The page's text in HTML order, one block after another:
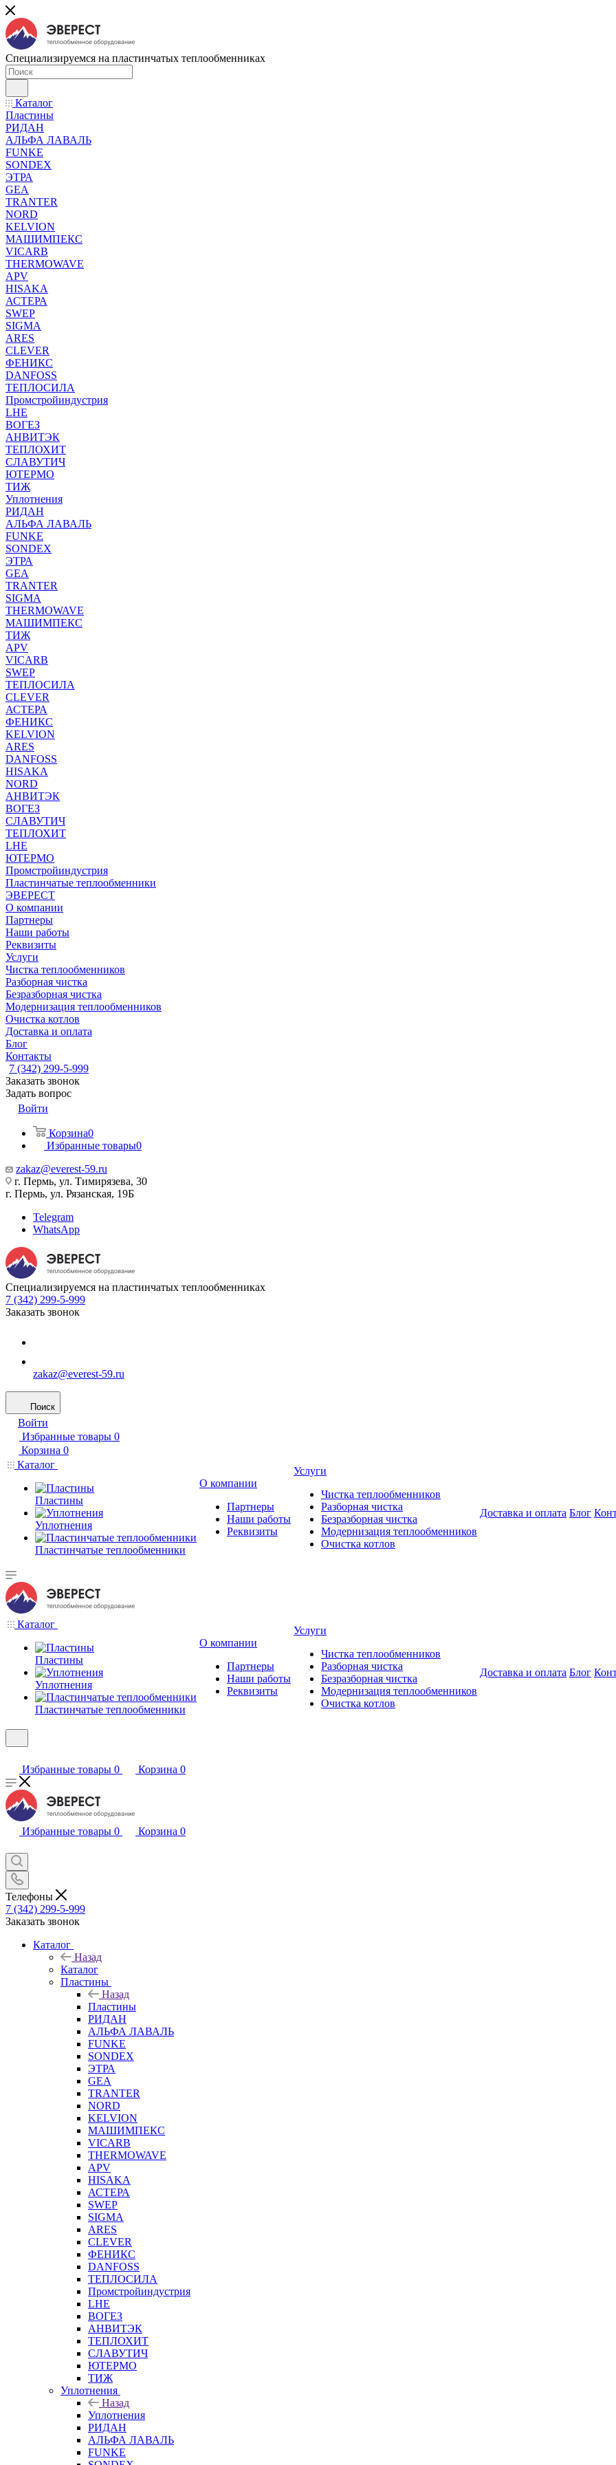
Специализируемся на пластинчатых теплообменниках
Каталог
Пластины
РИДАН
АЛЬФА ЛАВАЛЬ
FUNKE
SONDEX
ЭТРА
GEA
TRANTER
NORD
KELVION
МАШИМПЕКС
VICARB
THERMOWAVE
APV
HISAKA
АСТЕРА
SWEP
SIGMA
ARES
CLEVER
ФЕНИКС
DANFOSS
ТЕПЛОСИЛА
Промстройиндустрия
LHE
ВОГЕЗ
АНВИТЭК
ТЕПЛОХИТ
СЛАВУТИЧ
ЮТЕРМО
ТИЖ
Уплотнения
РИДАН
АЛЬФА ЛАВАЛЬ
FUNKE
SONDEX
ЭТРА
GEA
TRANTER
SIGMA
THERMOWAVE
МАШИМПЕКС
ТИЖ
APV
VICARB
SWEP
ТЕПЛОСИЛА
CLEVER
АСТЕРА
ФЕНИКС
KELVION
ARES
DANFOSS
HISAKA
NORD
АНВИТЭК
ВОГЕЗ
СЛАВУТИЧ
ТЕПЛОХИТ
LHE
ЮТЕРМО
Промстройиндустрия
Пластинчатые теплообменники
ЭВЕРЕСТ
О компании
Партнеры
Наши работы
Реквизиты
Услуги
Чистка теплообменников
Разборная чистка
Безразборная чистка
Модернизация теплообменников
Очистка котлов
Доставка и оплата
Блог
Контакты
7 (342) 299-5-999
Заказать звонок
Задать вопрос
Войти
Корзина0
Избранные товары0
zakaz@everest-59.ru
г. Пермь, ул. Тимирязева, 30
г. Пермь, ул. Рязанская, 19Б
Telegram
WhatsApp
Специализируемся на пластинчатых теплообменниках
7 (342) 299-5-999
Заказать звонок
zakaz@everest-59.ru
Поиск
Войти
Избранные товары 0
Корзина 0
Каталог
Пластины
Уплотнения
Пластинчатые теплообменники
О компании
Партнеры
Наши работы
Реквизиты
Услуги
Чистка теплообменников
Разборная чистка
Безразборная чистка
Модернизация теплообменников
Очистка котлов
Доставка и оплата Блог
Каталог
Пластины
Уплотнения
Пластинчатые теплообменники
О компании
Партнеры
Наши работы
Реквизиты
Услуги
Чистка теплообменников
Разборная чистка
Безразборная чистка
Модернизация теплообменников
Очистка котлов
Доставка и оплата Блог
Избранные товары 0 Корзина 0
Избранные товары 0 Корзина 0
Телефоны
7 (342) 299-5-999
Заказать звонок
Каталог
Назад
Каталог
Пластины
Назад
Пластины
РИДАН
АЛЬФА ЛАВАЛЬ
FUNKE
SONDEX
ЭТРА
GEA
TRANTER
NORD
KELVION
МАШИМПЕКС
VICARB
THERMOWAVE
APV
HISAKA
АСТЕРА
SWEP
SIGMA
ARES
CLEVER
ФЕНИКС
DANFOSS
ТЕПЛОСИЛА
Промстройиндустрия
LHE
ВОГЕЗ
АНВИТЭК
ТЕПЛОХИТ
СЛАВУТИЧ
ЮТЕРМО
ТИЖ
Уплотнения
Назад
Уплотнения
РИДАН
АЛЬФА ЛАВАЛЬ
FUNKE